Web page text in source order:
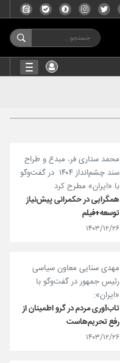
محمد ستاری فر، مبدع و طراح
سند چشم‌انداز ۱۴۰۴ در گفت‌وگو
با «ایران» مطرح کرد
همگرایی در حکمرانی پیش‌نیاز
توسعه+فیلم
۱۴۰۳/۱۲/۲۶
مهدی سنایی معاون سیاسی
رئیس جمهور در گفت‌و‌گو با
«ایران»:
تاب‌آوری مردم در گرو اطمینان از
رفع تحریم‌هاست
۱۴۰۳/۱۲/۲۶